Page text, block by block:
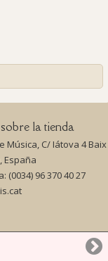
la tienda
Música, C/ Iátova 4 Baix
España
(0034) 96 370 40 27